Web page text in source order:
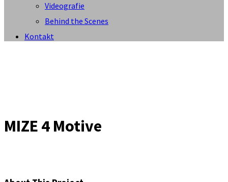
Videografie
Behind the Scenes
Kontakt
MIZE 4 Motive